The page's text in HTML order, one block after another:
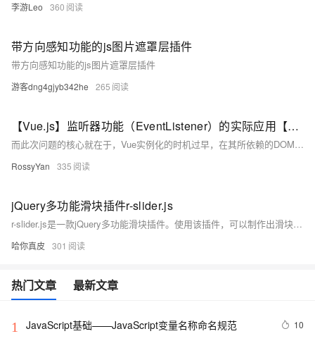
李游Leo 360
带方向感知功能的js图片遮罩层插件
带方向感知功能的js图片遮罩层插件
游客dng4gjyb342he 265
【Vue.js】监听器功能（EventListener）的实际应用【合集】
而此次问题的核心就在于，Vue实例化的时机过早，在其所依赖的DOM结构尚未完整构建完成时就已启动挂载流程，从而导致无法找到对应的DOM元素，最终致使计算器功能出现异常，输出框错误地显示“{{current}}”，并且按钮的交互功能也完全丧失响应。为了让代码结构更为清晰，便于后续的维护与管理工作，我打算把HTML文件中标签内的JavaScript代码迁移到外部的JS文件里，随后在HTML文件中对其进行引用。
RossyYan 335
jQuery多功能滑块插件r-slider.js
r-slider.js是一款jQuery多功能滑块插件。使用该插件，可以制作出滑块、开关按钮、进度条、向导步骤等多种效果。
哈你真皮 301
热门文章 最新文章
1 JavaScript基础——JavaScript变量名称命名规范 10